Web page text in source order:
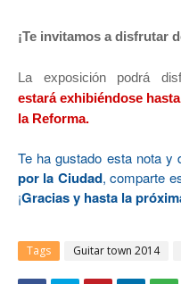
¡Te invitamos a disfrutar
La exposición podrá
estará exhibiéndose
la Reforma.
Te ha gustado esta nota y
por la Ciudad, comparte
¡Gracias y hasta la
Tags Guitar town 2014